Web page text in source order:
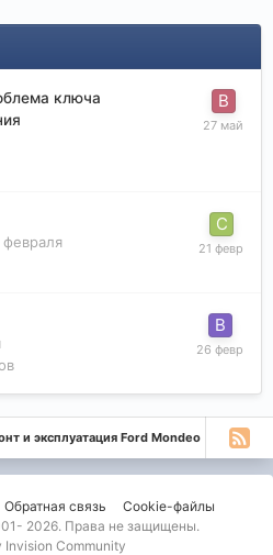
ключа
февраля
и эксплуатация Ford Mondeo
Обратная связь
Cookie-файлы
2026. Права не защищены.
Invision Community